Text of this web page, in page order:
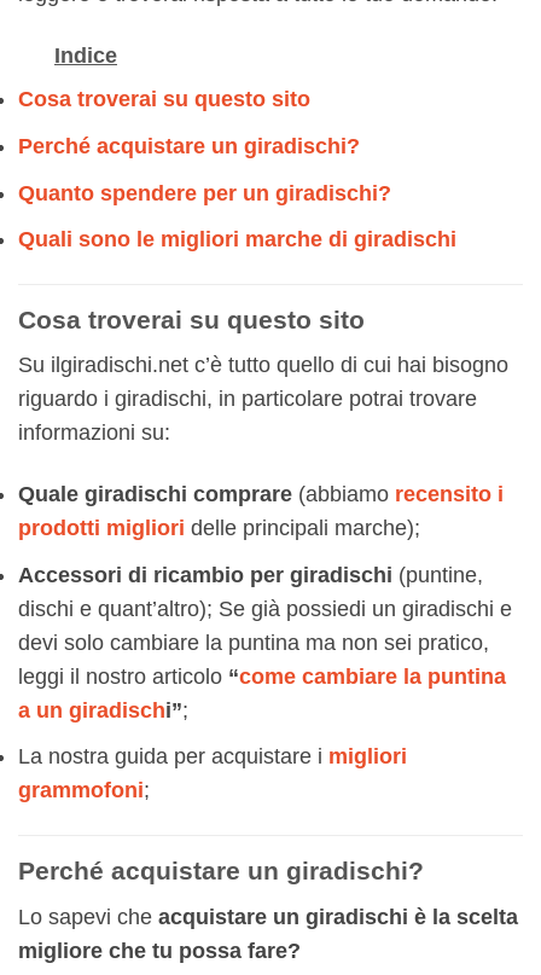
Indice
Cosa troverai su questo sito
Perché acquistare un giradischi?
Quanto spendere per un giradischi?
Quali sono le migliori marche di giradischi
Cosa troverai su questo sito
Su ilgiradischi.net c’è tutto quello di cui hai bisogno
riguardo i giradischi, in particolare potrai trovare
informazioni su:
Quale giradischi comprare (abbiamo recensito i
prodotti migliori delle principali marche);
Accessori di ricambio per giradischi (puntine,
dischi e quant’altro); Se già possiedi un giradischi e
devi solo cambiare la puntina ma non sei pratico,
leggi il nostro articolo “come cambiare la puntina
a un giradischi”;
La nostra guida per acquistare i migliori
grammofoni;
Perché acquistare un giradischi?
Lo sapevi che acquistare un giradischi è la scelta
migliore che tu possa fare?